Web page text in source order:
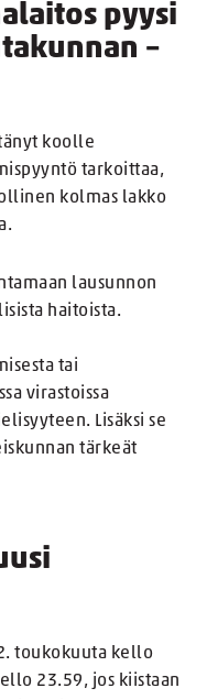
pyysi
–
koolle
tarkoittaa,
kolmas lakko
lausunnon
haitoista.
tai
virastoissa
Lisäksi se
tärkeät
toukokuuta kello
23.59, jos kiistaan